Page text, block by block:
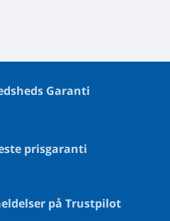
Garanti
prisgaranti
på Trustpilot